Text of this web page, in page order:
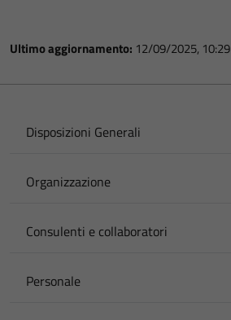
Ultimo aggiornamento: 12/09/2025, 10:29
Disposizioni Generali
Organizzazione
Consulenti e collaboratori
Personale